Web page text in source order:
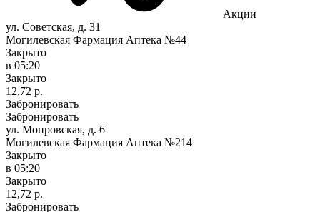
Акции
ул. Советская, д. 31
Могилевская Фармация Аптека №44
Закрыто
в 05:20
Закрыто
12,72 р.
Забронировать
Забронировать
ул. Мопровская, д. 6
Могилевская Фармация Аптека №214
Закрыто
в 05:20
Закрыто
12,72 р.
Забронировать